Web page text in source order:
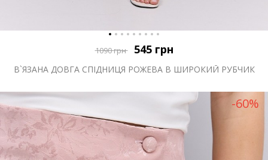
1090грн 545 грн
В`ЯЗАНА ДОВГА СПІДНИЦЯ РОЖЕВА В ШИРОКИЙ РУБЧИК
-60%